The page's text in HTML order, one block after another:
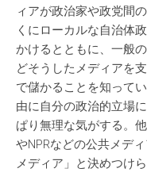
ィアが政治家や政党間
くにローカルな自治体
かけるとともに、一般
どそうしたメディアを
で儲かることを知って
由に自分の政治的立場
ぱり無理な気がする。
やNPRなどの公共メデ
メディア」と決めつけ